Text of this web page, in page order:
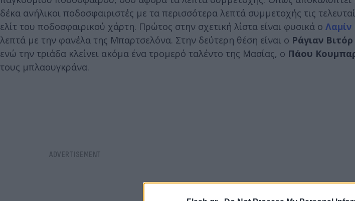
δέκα ανήλικοι ποδοσφαιριστές με τα περισσότερα λεπτά συμμετοχής τις
ελίτ του ποδοσφαιρικού χάρτη. Πρώτος στην σχετική λίστα είναι φυσικά ο Λαμίν
λεπτά με την φανέλα της Μπαρτσελόνα. Στην δεύτερη θέση είναι ο Ράγιαν Βιτόρ
ενώ την τριάδα κλείνει ακόμα ένα τρομερό ταλέντο της Μασίας, ο Πάου
τους μπλαουγκράνα.